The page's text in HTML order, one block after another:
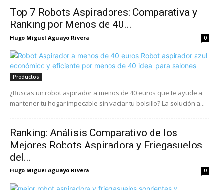
Top 7 Robots Aspiradores: Comparativa y
Ranking por Menos de 40...
Hugo Miguel Aguayo Rivera 0
Productos
¿Buscas un robot aspirador a menos de 40 euros que te ayude a
mantener tu hogar impecable sin vaciar tu bolsillo? La solución a...
Ranking: Análisis Comparativo de los
Mejores Robots Aspiradora y Friegasuelos
del...
Hugo Miguel Aguayo Rivera 0